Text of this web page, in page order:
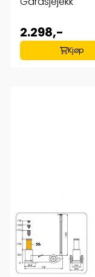
2.298,-
Kjøp